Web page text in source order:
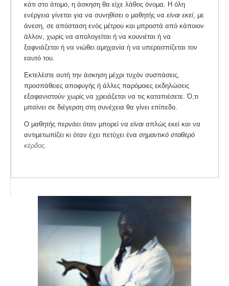
κάτι στο άτομο, η άσκηση θα είχε λάθος όνομα. Η όλη
ενέργεια γίνεται για να συνηθίσει ο μαθητής να είναι εκεί, με
άνεση, σε απόσταση ενός μέτρου και μπροστά από κάποιον
άλλον, χωρίς να απολογείται ή να κουνιέται ή να
ξαφνιάζεται ή να νιώθει αμηχανία ή να υπερασπίζεται τον
εαυτό του.
Εκτελέστε αυτή την άσκηση μέχρι τυχόν συσπάσεις,
προσπάθειες αποφυγής ή άλλες παρόμοιες εκδηλώσεις
εξαφανιστούν χωρίς να χρειάζεται να τις καταπιέσετε. Ό,τι
μπαίνει σε διέγερση στη συνέχεια θα γίνει επίπεδο.
Ο μαθητής περνάει όταν μπορεί να είναι απλώς εκεί και να
αντιμετωπίζει κι όταν έχει πετύχει ένα σημαντικό σταθερό
κέρδος